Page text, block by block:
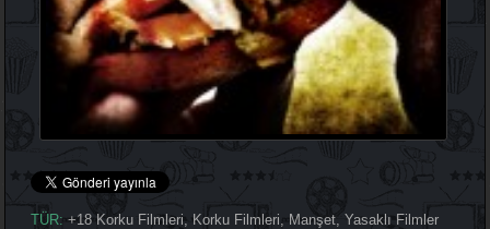
TÜR: +18 Korku Filmleri, Korku Filmleri, Manşet, Yasaklı Filmler